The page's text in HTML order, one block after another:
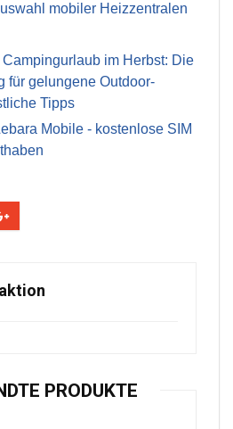
mobiler Heizzentralen
im Herbst: Die
für gelungene Outdoor-
Tipps
Mobile - kostenlose SIM
PRODUKTE